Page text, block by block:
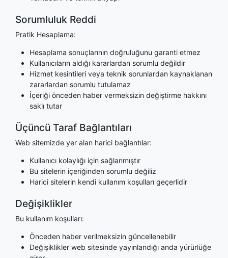
Sorumluluk Reddi
Pratik Hesaplama:
Hesaplama sonuçlarının doğruluğunu garanti etmez
Kullanıcıların aldığı kararlardan sorumlu değildir
Hizmet kesintileri veya teknik sorunlardan kaynaklanan
zararlardan sorumlu tutulamaz
İçeriği önceden haber vermeksizin değiştirme hakkını
saklı tutar
Üçüncü Taraf Bağlantıları
Web sitemizde yer alan harici bağlantılar:
Kullanıcı kolaylığı için sağlanmıştır
Bu sitelerin içeriğinden sorumlu değiliz
Harici sitelerin kendi kullanım koşulları geçerlidir
Değişiklikler
Bu kullanım koşulları:
Önceden haber verilmeksizin güncellenebilir
Değişiklikler web sitesinde yayınlandığı anda yürürlüğe